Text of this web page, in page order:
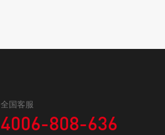
全国客服
4006-808-636